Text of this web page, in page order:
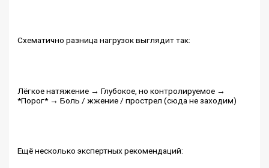
Схематично разница нагрузок выглядит так:
Лёгкое натяжение → Глубокое, но контролируемое →
*Порог* → Боль / жжение / прострел (сюда не заходим)
Ещё несколько экспертных рекомендаций: